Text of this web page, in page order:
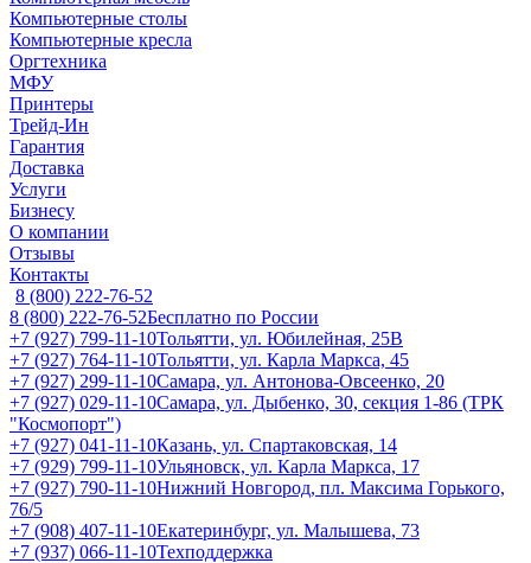
Компьютерные столы
Компьютерные кресла
Оргтехника
МФУ
Принтеры
Трейд-Ин
Гарантия
Доставка
Услуги
Бизнесу
О компании
Отзывы
Контакты
8 (800) 222-76-52
8 (800) 222-76-52Бесплатно по России
+7 (927) 799-11-10Тольятти, ул. Юбилейная, 25В
+7 (927) 764-11-10Тольятти, ул. Карла Маркса, 45
+7 (927) 299-11-10Самара, ул. Антонова-Овсеенко, 20
+7 (927) 029-11-10Самара, ул. Дыбенко, 30, секция 1-86 (ТРК
"Космопорт")
+7 (927) 041-11-10Казань, ул. Спартаковская, 14
+7 (929) 799-11-10Ульяновск, ул. Карла Маркса, 17
+7 (927) 790-11-10Нижний Новгород, пл. Максима Горького,
76/5
+7 (908) 407-11-10Екатеринбург, ул. Малышева, 73
+7 (937) 066-11-10Техподдержка